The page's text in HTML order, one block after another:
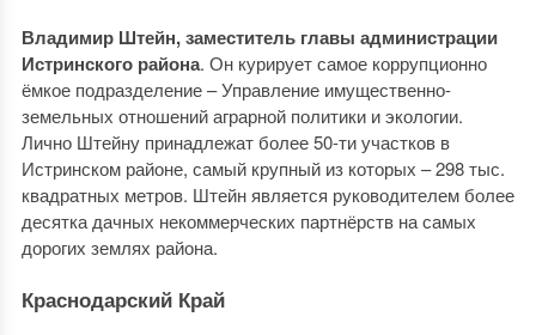
Владимир Штейн, заместитель главы администрации
Истринского района. Он курирует самое коррупционно
ёмкое подразделение – Управление имущественно-
земельных отношений аграрной политики и экологии.
Лично Штейну принадлежат более 50-ти участков в
Истринском районе, самый крупный из которых – 298 тыс.
квадратных метров. Штейн является руководителем более
десятка дачных некоммерческих партнёрств на самых
дорогих землях района.
Краснодарский Край